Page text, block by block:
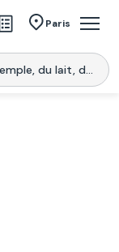
Paris